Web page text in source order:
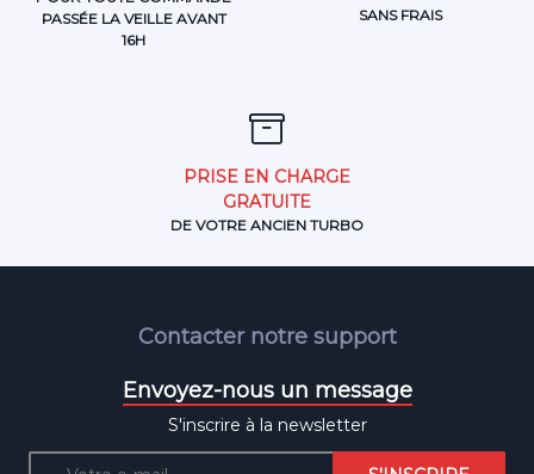
PASSÉE LA VEILLE AVANT
16H
SANS FRAIS
PRISE EN CHARGE
GRATUITE
DE VOTRE ANCIEN TURBO
Contacter notre support
Envoyez-nous un message
S'inscrire à la newsletter